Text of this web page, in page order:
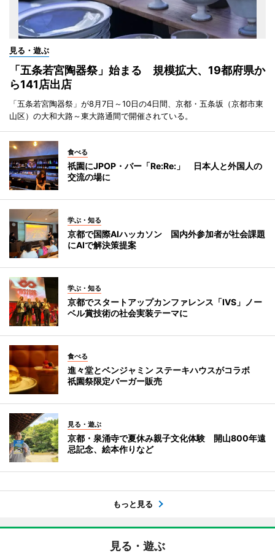
見る・遊ぶ
「五条若宮陶器祭」始まる 規模拡大、19都府県か
ら141店出店
「五条若宮陶器祭」が8月7日～10日の4日間、京都・五条坂（京都市東
山区）の大和大路～東大路通間で開催されている。
食べる
祇園にJPOP・バー「Re:Re:」 日本人と外国人の
交流の場に
学ぶ・知る
京都で国際AIハッカソン 国内外参加者が社会課題
にAIで解決策提案
学ぶ・知る
京都でスタートアップカンファレンス「IVS」ノー
ベル賞技術の社会実装テーマに
食べる
進々堂とベンジャミン ステーキハウスがコラボ
祇園祭限定バーガー販売
見る・遊ぶ
京都・泉涌寺で夏休み親子文化体験 開山800年遠
忌記念、絵本作りなど
もっと見る
見る・遊ぶ